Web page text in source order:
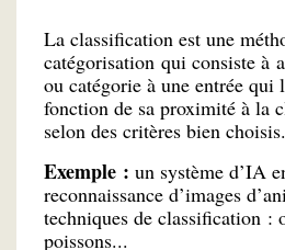
La classification est une
catégorisation qui consiste à
ou catégorie à une entrée qui
fonction de sa proximité à la
selon des critères bien choisis.
Exemple : un système d’IA
reconnaissance d’images
techniques de classification :
poissons...